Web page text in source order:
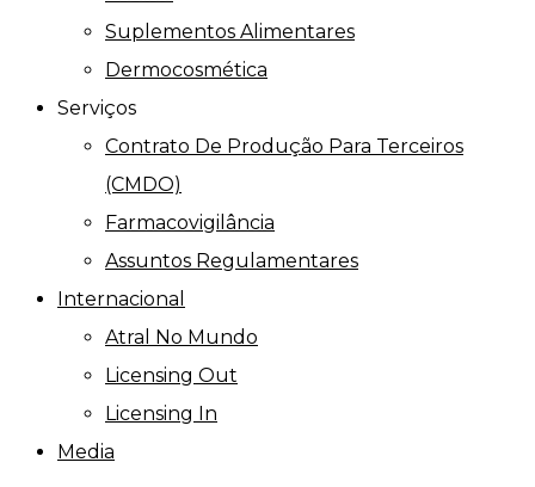
Suplementos Alimentares
Dermocosmética
Serviços
Contrato De Produção Para Terceiros
(CMDO)
Farmacovigilância
Assuntos Regulamentares
Internacional
Atral No Mundo
Licensing Out
Licensing In
Media